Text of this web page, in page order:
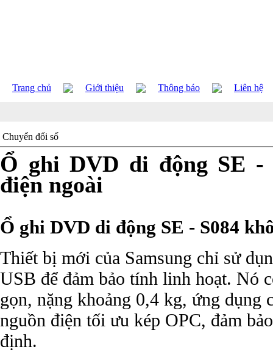
Trang chủ Giới thiệu Thông báo Liên hệ
Chuyển đổi số
Ổ ghi DVD di động SE -
điện ngoài
Ổ ghi DVD di động SE - S084
Thiết bị mới của Samsung chỉ sử
USB để đảm bảo tính linh hoạt. Nó
gọn, nặng khoảng 0,4 kg, ứng dụng
nguồn điện tối ưu kép OPC, đảm
định.